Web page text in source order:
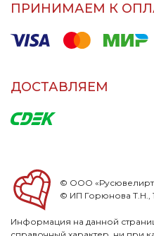
ПРИНИМАЕМ К
ДОСТАВЛЯЕМ
© ООО
© ИП Горюнова Т.Н.,
Информация на данной